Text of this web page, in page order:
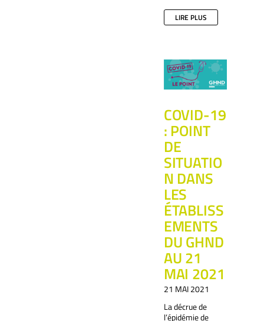
LIRE PLUS
COVID-19
: POINT
DE
SITUATIO
N DANS
LES
ÉTABLISS
EMENTS
DU GHND
AU 21
MAI 2021
21 MAI 2021
La décrue de
l’épidémie de